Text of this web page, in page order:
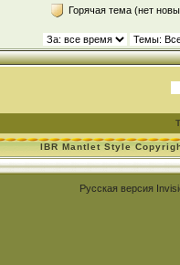
Горячая тема (нет
IBR Mantlet Style
Русская версия